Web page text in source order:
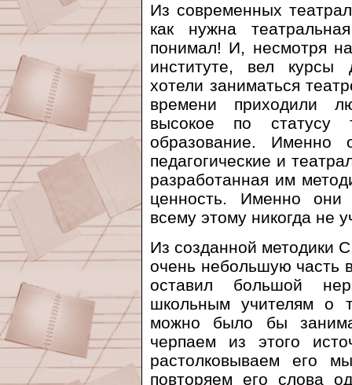
Из современных
как нужна
понимал! И, несмотря
институте, вел курсы
хотели заниматься
времени приходили
высокое по статусу
образование.
педагогические и
разработанная им
ценность. Именно
всему этому никогда не
Из созданной методики
очень небольшую часть
оставил большой
школьным учителям о
можно было бы
черпаем из этого
растолковываем его
повторяем его слова